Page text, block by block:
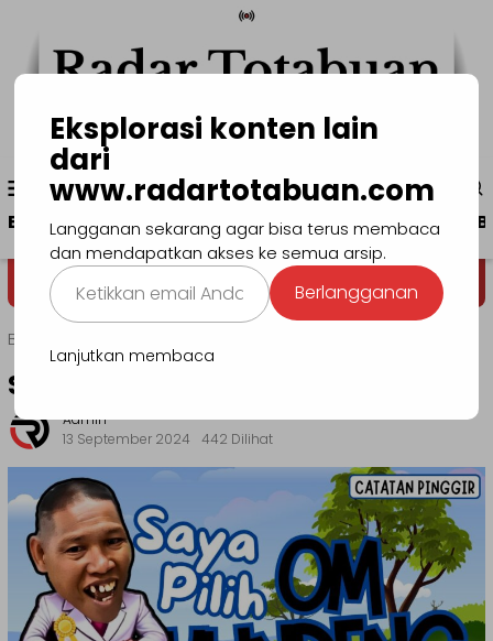
konten
Menu
Mobile
www.radartotabuan.com
Beranda Kotamobagu Bolmong Boltim
Dega' Niondon Selamat
Beranda
Saya Pilih Om Kundeng
Admin
13 September 2024
442 Dilihat
Eksplorasi konten lain
dari
www.radartotabuan.com
Langganan sekarang agar bisa terus membaca
dan mendapatkan akses ke semua arsip.
Ketikkan
email
Anda...
Berlangganan
Lanjutkan membaca